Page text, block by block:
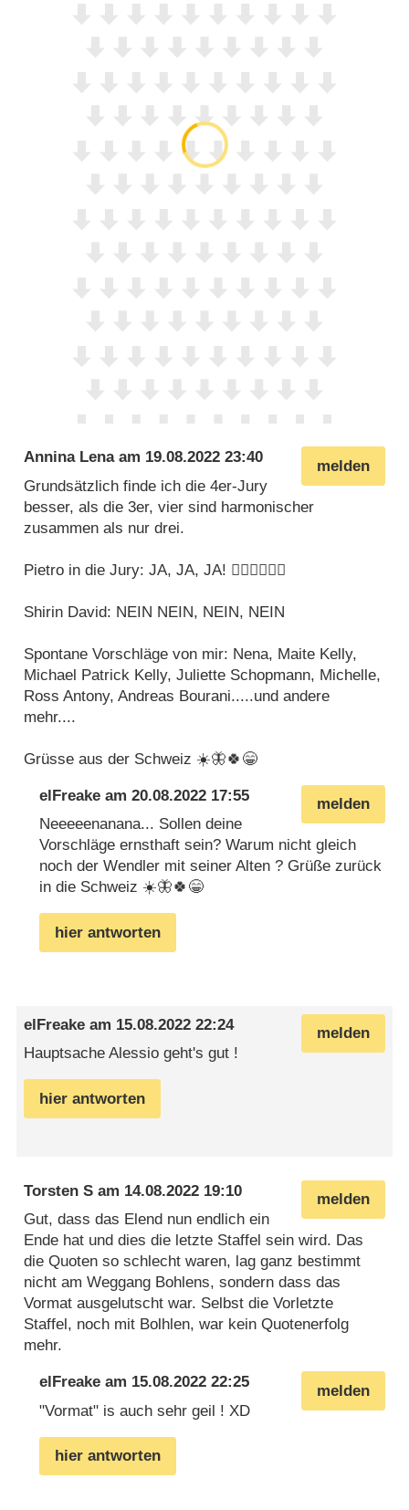
melden
Annina Lenaam 19.08.2022 23:40
Grundsätzlich finde ich die 4er-Jury
besser, als die 3er, vier sind harmonischer
zusammen als nur drei.
Pietro in die Jury: JA, JA, JA! 👍🏼👍🏼👍🏼
Shirin David: NEIN NEIN, NEIN, NEIN
Spontane Vorschläge von mir: Nena, Maite Kelly,
Michael Patrick Kelly, Juliette Schopmann, Michelle,
Ross Antony, Andreas Bourani.....und andere
mehr....
Grüsse aus der Schweiz ☀️🦋🍀😁
melden
elFreake am20.08.2022 17:55
Neeeeenanana... Sollen deine
Vorschläge ernsthaft sein? Warum nicht gleich
noch der Wendler mit seiner Alten ? Grüße zurück
in die Schweiz ☀️🦋🍀😁
hier antworten
melden
elFreake am 15.08.2022 22:24
Hauptsache Alessio geht's gut !
hier antworten
melden
Torsten S am 14.08.2022 19:10
Gut, dass das Elend nun endlich ein
Ende hat und dies die letzte Staffel sein wird. Das
die Quoten so schlecht waren, lag ganz bestimmt
nicht am Weggang Bohlens, sondern dass das
Vormat ausgelutscht war. Selbst die Vorletzte
Staffel, noch mit Bolhlen, war kein Quotenerfolg
mehr.
melden
elFreake am 15.08.2022 22:25
"Vormat" is auch sehr geil ! XD
hier antworten